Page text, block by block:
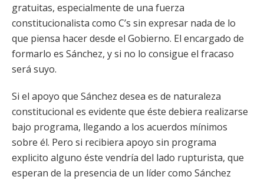
gratuitas, especialmente de una fuerza
constitucionalista como C’s sin expresar nada de lo
que piensa hacer desde el Gobierno. El encargado de
formarlo es Sánchez, y si no lo consigue el fracaso
será suyo.
Si el apoyo que Sánchez desea es de naturaleza
constitucional es evidente que éste debiera realizarse
bajo programa, llegando a los acuerdos mínimos
sobre él. Pero si recibiera apoyo sin programa
explicito alguno éste vendría del lado rupturista, que
esperan de la presencia de un líder como Sánchez